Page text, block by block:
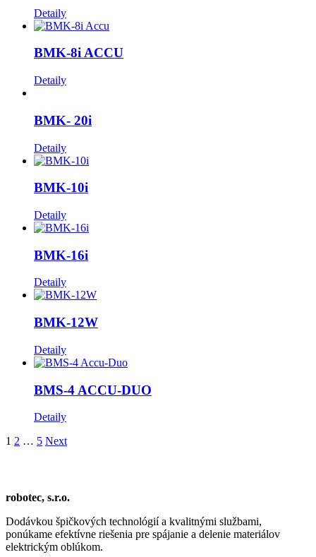
Detaily
BMK-8i ACCU
Detaily
BMK- 20i
Detaily
BMK-10i
Detaily
BMK-16i
Detaily
BMK-12W
Detaily
BMS-4 ACCU-DUO
Detaily
1 2 … 5 Next
robotec, s.r.o.
Dodávkou špičkových technológií a kvalitnými službami,
ponúkame efektívne riešenia pre spájanie a delenie materiálov
elektrickým oblúkom.